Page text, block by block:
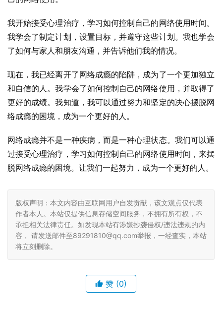
我开始接受心理治疗，学习如何控制自己的网络使用时间。
我学会了制定计划，设置目标，并遵守这些计划。我也学会
了如何与家人和朋友沟通，并告诉他们我的情况。
现在，我已经离开了网络成瘾的陷阱，成为了一个更加独立
和自信的人。我学会了如何控制自己的网络使用，并取得了
更好的成绩。我知道，我可以通过努力和坚定的决心摆脱网
络成瘾的困境，成为一个更好的人。
网络成瘾并不是一种疾病，而是一种心理状态。我们可以通
过接受心理治疗，学习如何控制自己的网络使用时间，来摆
脱网络成瘾的困境。让我们一起努力，成为一个更好的人。
版权声明：本文内容由互联网用户自发贡献，该文观点仅代表
作者本人。本站仅提供信息存储空间服务，不拥有所有权，不
承担相关法律责任。如发现本站有涉嫌抄袭侵权/违法违规的内
容， 请发送邮件至89291810@qq.com举报，一经查实，本站
将立刻删除。
赞 (0)